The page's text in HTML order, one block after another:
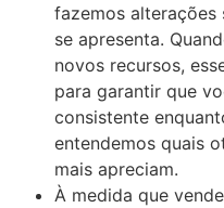
fazemos alterações
se apresenta.
novos recursos,
para garantir que
consistente
entendemos quais
mais apreciam.
À medida que